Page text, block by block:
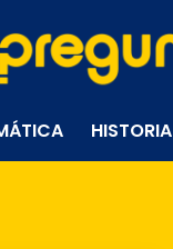
HISTORIA